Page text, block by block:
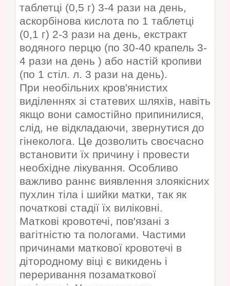
таблетці (0,5 г) 3-4 рази на день,
аскорбінова кислота по 1 таблетці
(0,1 г) 2-3 рази на день, екстракт
водяного перцю (по 30-40 крапель 3-
4 рази на день ) або настій кропиви
(по 1 стіл. л. 3 рази на день).
При необільних кров'янистих
виділеннях зі статевих шляхів, навіть
якщо вони самостійно припинилися,
слід, не відкладаючи, звернутися до
гінеколога. Це дозволить своєчасно
встановити їх причину і провести
необхідне лікування. Особливо
важливо раннє виявлення злоякісних
пухлин тіла і шийки матки, так як
початкові стадії їх виліковні.
Маткові кровотечі, пов'язані з
вагітністю та пологами. Частими
причинами маткової кровотечі в
дітородному віці є викидень і
переривання позаматкової